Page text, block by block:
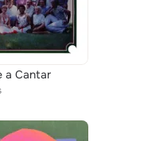
a Cantar